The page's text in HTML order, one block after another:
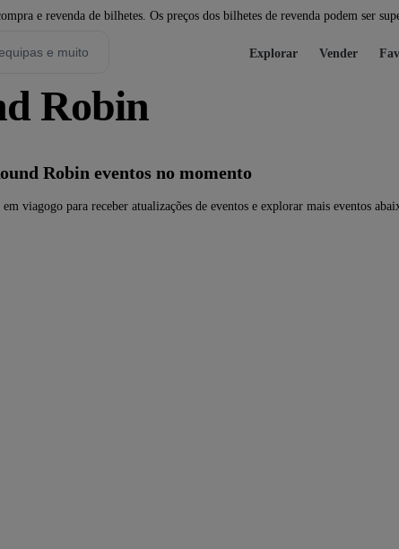
e revenda de bilhetes. Os preços dos bilhetes de revenda podem ser
Explorar Vender
Robin
Robin eventos no momento
viagogo para receber atualizações de eventos e explorar mais eventos